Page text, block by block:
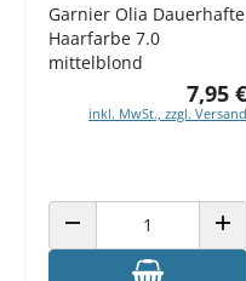
Garnier Olia Dauerhafte
Haarfarbe 7.0
mittelblond
7,95 €
inkl. MwSt., zzgl. Versand
ANZAHL VERRINGERN